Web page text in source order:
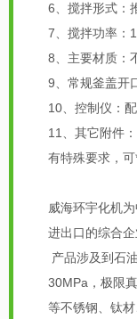
6、搅拌形式：
7、搅拌功率：
8、主要材质：
9、常规釜盖开
10、控制仪：
11、其它附件
有特殊要求，可
威海环宇化机
进出口的综合
产品涉及到石
30MPa，极限
等不锈钢、钛